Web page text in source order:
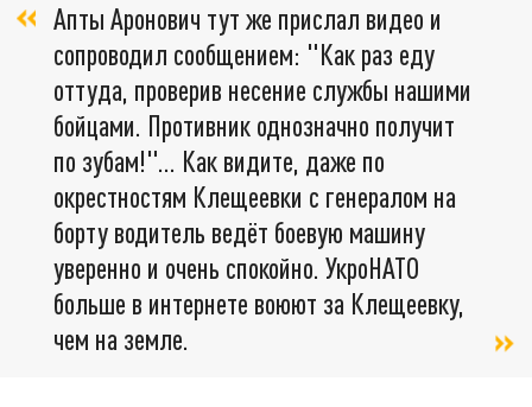
Апты Аронович тут же прислал видео и
сопроводил сообщением: "Как раз еду
оттуда, проверив несение службы нашими
бойцами. Противник однозначно получит
по зубам!"... Как видите, даже по
окрестностям Клещеевки с генералом на
борту водитель ведёт боевую машину
уверенно и очень спокойно. УкроНАТО
больше в интернете воюют за Клещеевку,
чем на земле.